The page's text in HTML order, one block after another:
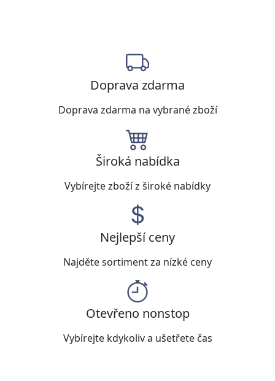
Doprava zdarma
Doprava zdarma na vybrané zboží
Široká nabídka
Vybírejte zboží z široké nabídky
Nejlepší ceny
Najděte sortiment za nízké ceny
Otevřeno nonstop
Vybírejte kdykoliv a ušetřete čas